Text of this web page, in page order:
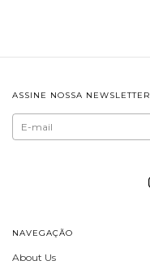
ASSINE NOSSA NEWSLETTER
NAVEGAÇÃO
About Us